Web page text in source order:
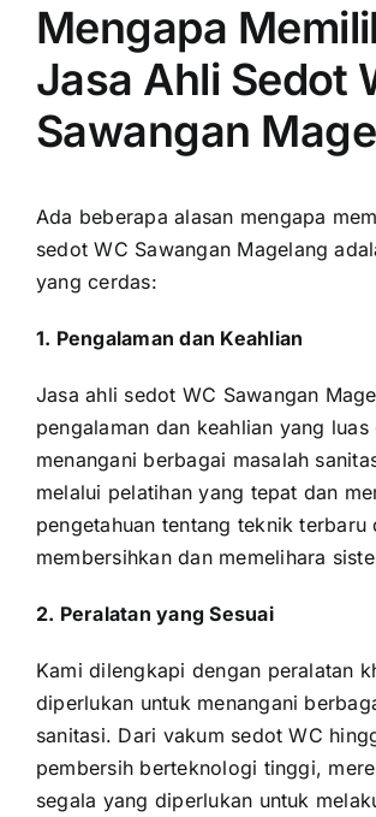
Mengapa
Jasa Ahli Sedot
Sawangan
Ada beberapa alasan mengapa
sedot WC Sawangan Magelang
yang cerdas:
1. Pengalaman dan Keahlian
Jasa ahli sedot WC Sawangan
pengalaman dan keahlian yang luas
menangani berbagai masalah
melalui pelatihan yang tepat dan
pengetahuan tentang teknik terbaru
membersihkan dan memelihara
2. Peralatan yang Sesuai
Kami dilengkapi dengan peralatan
diperlukan untuk menangani
sanitasi. Dari vakum sedot WC
pembersih berteknologi tinggi,
segala yang diperlukan untuk